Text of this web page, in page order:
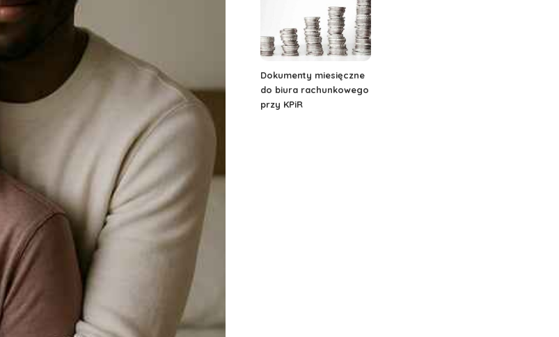
Dokumenty miesięczne
do biura rachunkowego
przy KPiR